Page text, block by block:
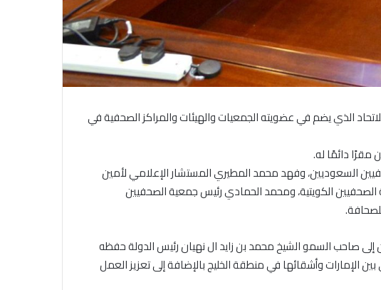
الذي يضم في عضويته الجمعيات والهيئات والمراكز الصحفية في
دائمًا له.
السعوديين، وفهد محمد المطيري المستشار الإعلامي لأمين
الصحفيين الكويتية، ومحمد الحمادي رئيس جمعية الصحفيين
إلى صاحب السمو الشيخ محمد بن زايد ال نهيان رئيس الدولة حفظه
الإمارات وأشقائها في منطقة الخليج بالإضافة إلى تعزيز العمل